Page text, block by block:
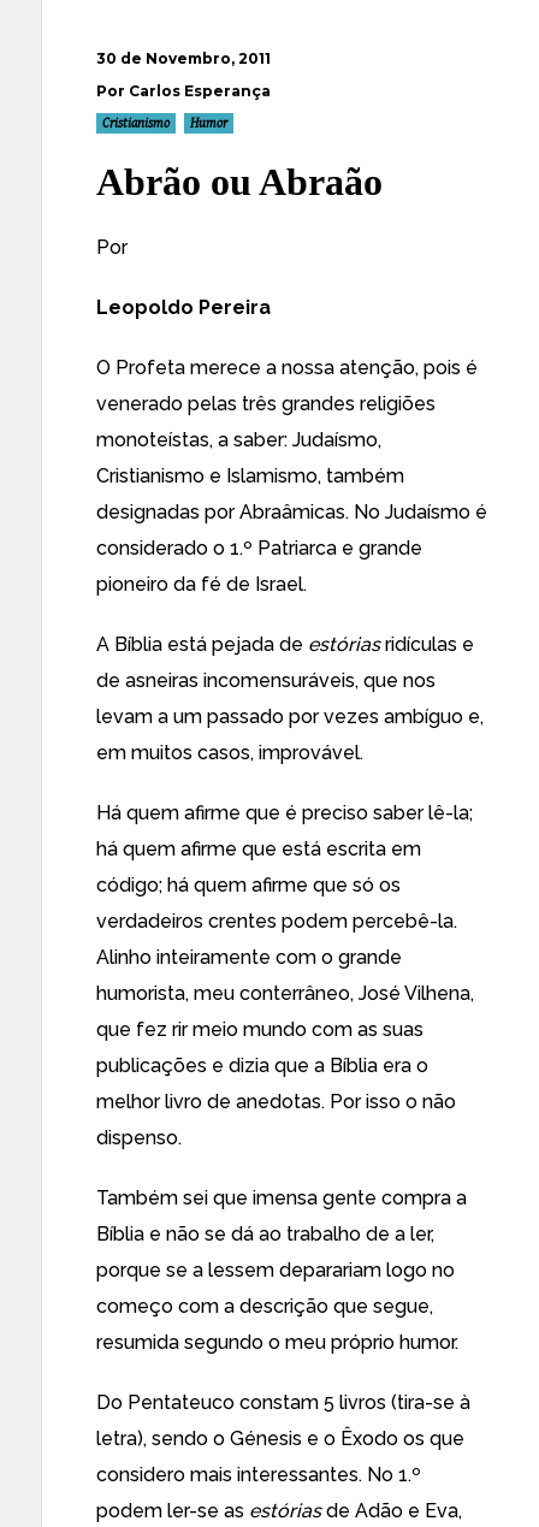
30 de Novembro, 2011
Por Carlos Esperança
Cristianismo Humor
Abrão ou Abraão
Por
Leopoldo Pereira
O Profeta merece a nossa atenção, pois é
venerado pelas três grandes religiões
monoteístas, a saber: Judaísmo,
Cristianismo e Islamismo, também
designadas por Abraâmicas. No Judaísmo é
considerado o 1.º Patriarca e grande
pioneiro da fé de Israel.
A Bíblia está pejada de estóriasridículas e
de asneiras incomensuráveis, que nos
levam a um passado por vezes ambíguo e,
em muitos casos, improvável.
Há quem afirme que é preciso saber lê-la;
há quem afirme que está escrita em
código; há quem afirme que só os
verdadeiros crentes podem percebê-la.
Alinho inteiramente com o grande
humorista, meu conterrâneo, José Vilhena,
que fez rir meio mundo com as suas
publicações e dizia que a Bíblia era o
melhor livro de anedotas. Por isso o não
dispenso.
Também sei que imensa gente compra a
Bíblia e não se dá ao trabalho de a ler,
porque se a lessem deparariam logo no
começo com a descrição que segue,
resumida segundo o meu próprio humor.
Do Pentateuco constam 5 livros (tira-se à
letra), sendo o Génesis e o Êxodo os que
considero mais interessantes. No 1.º
podem ler-se as estóriasde Adão e Eva,